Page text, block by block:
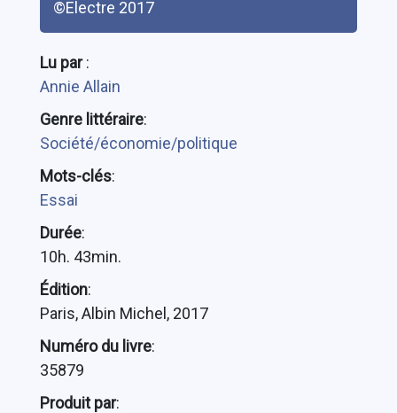
©Electre 2017
Lu par:
Annie Allain
Genre littéraire:
Société/économie/politique
Mots-clés:
Essai
Durée:
10h. 43min.
Édition:
Paris, Albin Michel, 2017
Numéro du livre:
35879
Produit par: